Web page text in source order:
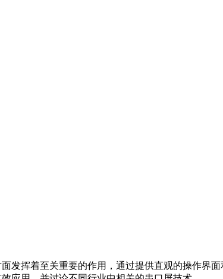
发挥着至关重要的作用，通过提供直观的操作界